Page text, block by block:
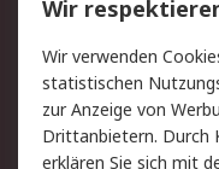
Value Added
Rücksendungen
Hilfe
Rechtliches
Wir
Wir verwenden
statistischen
zur Anzeige von
Drittanbietern. Durch
erklären Sie sich mit